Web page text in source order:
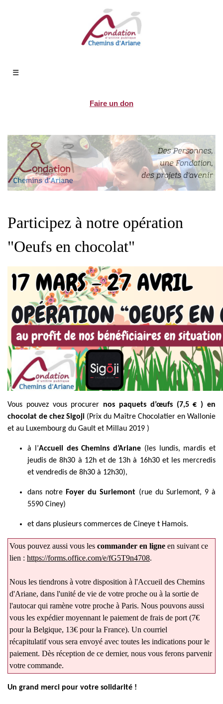
☰
Faire un don
Participez à notre opération
"Oeufs en chocolat"
Vous pouvez vous procurer nos paquets d’œufs(7,5 € ) en
chocolat de chez Sigoji (Prix du Maître Chocolatier en Wallonie
et au Luxembourg du Gault et Millau 2019 )
à l’Accueil des Chemins d’Ariane (les lundis, mardis et
jeudis de 8h30 à 12h et de 13h à 16h30 et les mercredis
et vendredis de 8h30 à 12h30),
dans notre Foyer du Surlemont (rue du Surlemont, 9 à
5590 Ciney)
et dans plusieurs commerces de Cineye t Hamois.
Vous pouvez aussi vous les commander en ligne en suivant ce
lien : https://forms.office.com/e/fG5T9n4708.
Nous les tiendrons à votre disposition à l'Accueil des Chemins
d'Ariane, dans l'unité de vie de votre proche ou à la sortie de
l'autocar qui ramène votre proche à Paris. Nous pouvons aussi
vous les expédier moyennant le paiement de frais de port (7€
pour la Belgique, 13€ pour la France). Un courriel
récapitulatif vous sera envoyé avec toutes les indications pour le
paiement. Dès réception de ce dernier, nous vous ferons parvenir
votre commande.
Un grand merci pour votre solidarité !